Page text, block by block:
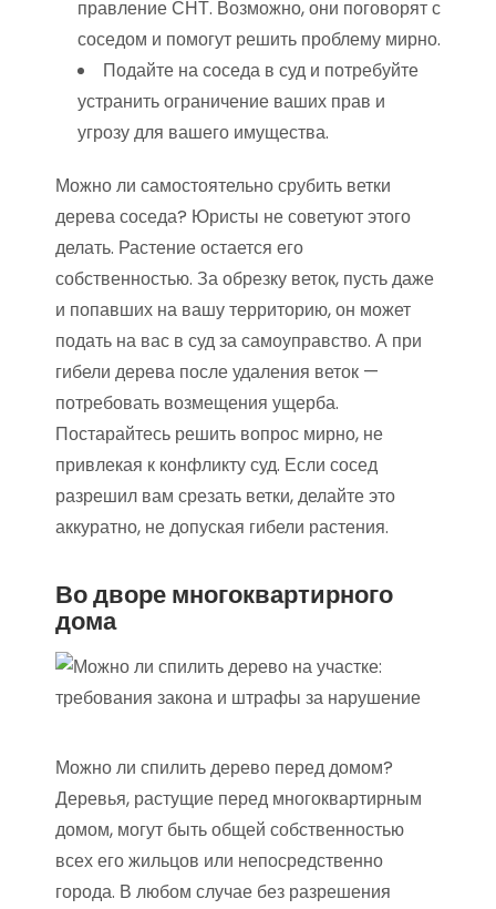
правление СНТ. Возможно, они поговорят с
соседом и помогут решить проблему мирно.
Подайте на соседа в суд и потребуйте
устранить ограничение ваших прав и
угрозу для вашего имущества.
Можно ли самостоятельно срубить ветки
дерева соседа? Юристы не советуют этого
делать. Растение остается его
собственностью. За обрезку веток, пусть даже
и попавших на вашу территорию, он может
подать на вас в суд за самоуправство. А при
гибели дерева после удаления веток —
потребовать возмещения ущерба.
Постарайтесь решить вопрос мирно, не
привлекая к конфликту суд. Если сосед
разрешил вам срезать ветки, делайте это
аккуратно, не допуская гибели растения.
Во дворе многоквартирного
дома
Можно ли спилить дерево перед домом?
Деревья, растущие перед многоквартирным
домом, могут быть общей собственностью
всех его жильцов или непосредственно
города. В любом случае без разрешения